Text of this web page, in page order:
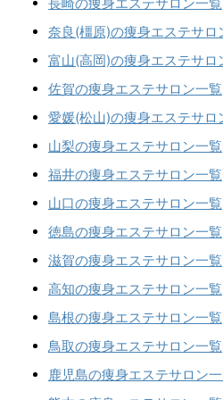
奈良(橿原)の痩身エステサロ
富山(高岡)の痩身エステサロ
佐賀の痩身エステサロン一覧
愛媛(松山)の痩身エステサロ
山梨の痩身エステサロン一覧
福井の痩身エステサロン一覧
山口の痩身エステサロン一覧
徳島の痩身エステサロン一覧
滋賀の痩身エステサロン一覧
高知の痩身エステサロン一覧
島根の痩身エステサロン一覧
鳥取の痩身エステサロン一覧
鹿児島の痩身エステサロン